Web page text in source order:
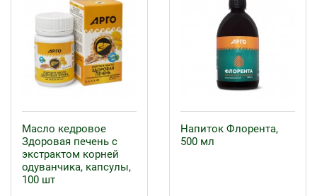
Масло кедровое
Здоровая печень с
экстрактом корней
одуванчика, капсулы,
100 шт
Напиток Флорента,
500 мл